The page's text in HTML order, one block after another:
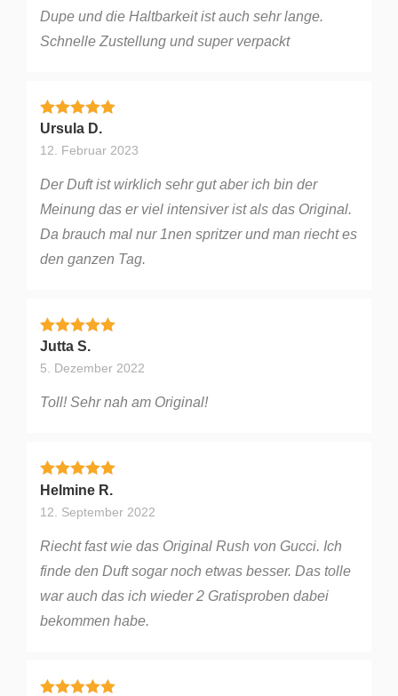
Dupe und die Haltbarkeit ist auch sehr lange.
Schnelle Zustellung und super verpackt
Bewertet mit
Ursula D.
12. Februar 2023
Der Duft ist wirklich sehr gut aber ich bin der
Meinung das er viel intensiver ist als das Original.
Da brauch mal nur 1nen spritzer und man riecht es
den ganzen Tag.
Bewertet mit
Jutta S.
5. Dezember 2022
Toll! Sehr nah am Original!
Bewertet mit
Helmine R.
12. September 2022
Riecht fast wie das Original Rush von Gucci. Ich
finde den Duft sogar noch etwas besser. Das tolle
war auch das ich wieder 2 Gratisproben dabei
bekommen habe.